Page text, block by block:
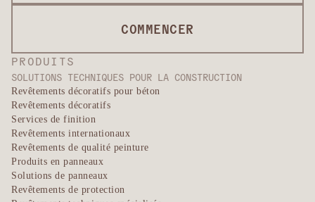
PRODUITS
SOLUTIONS TECHNIQUES POUR LA CONSTRUCTION
Revêtements décoratifs pour béton
Revêtements décoratifs
Services de finition
Revêtements internationaux
Revêtements de qualité peinture
Produits en panneaux
Solutions de panneaux
Revêtements de protection
COMMENCER